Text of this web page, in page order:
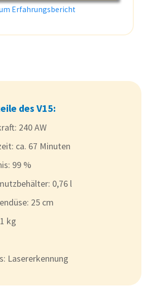
Erfahrungsbericht
des V15:
240 AW
ca. 67 Minuten
99 %
0,76 l
25 cm
kg
Lasererkennung